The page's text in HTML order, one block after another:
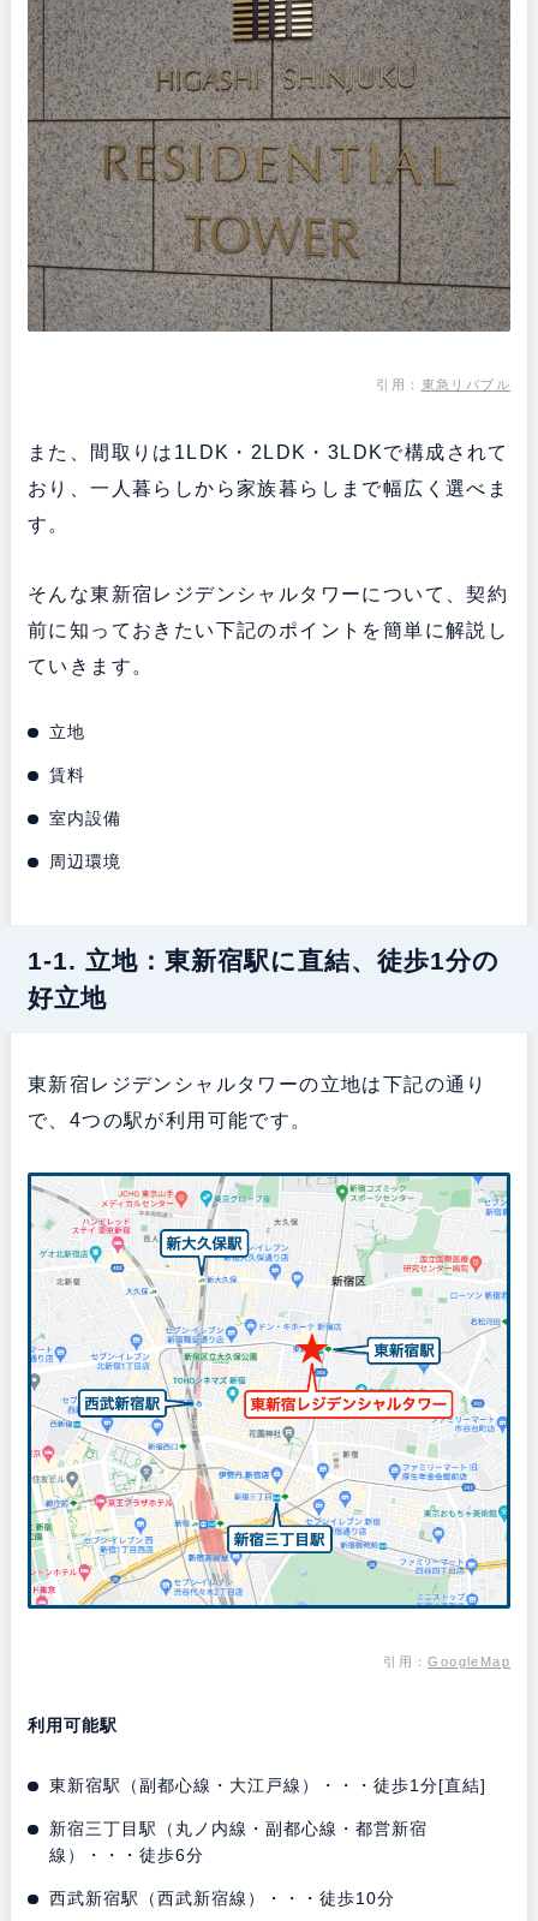
引用： 東急リバブル
また、間取りは1LDK・2LDK・3LDKで構成されて
おり、一人暮らしから家族暮らしまで幅広く選べま
す。
そんな東新宿レジデンシャルタワーについて、契約
前に知っておきたい下記のポイントを簡単に解説し
ていきます。
立地
賃料
室内設備
周辺環境
1-1. 立地：東新宿駅に直結、徒歩1分の
好立地
東新宿レジデンシャルタワーの立地は下記の通り
で、4つの駅が利用可能です。
引用：GoogleMap
利用可能駅
東新宿駅（副都心線・大江戸線）・・・徒歩1分[直結]
新宿三丁目駅（丸ノ内線・副都心線・都営新宿
線）・・・徒歩6分
西武新宿駅（西武新宿線）・・・徒歩10分